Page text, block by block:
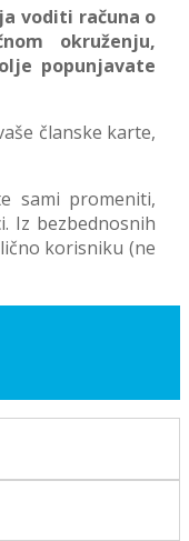
voditi računa o
okruženju,
popunjavate
članske karte,
sami promeniti,
Iz bezbednosnih
korisniku (ne